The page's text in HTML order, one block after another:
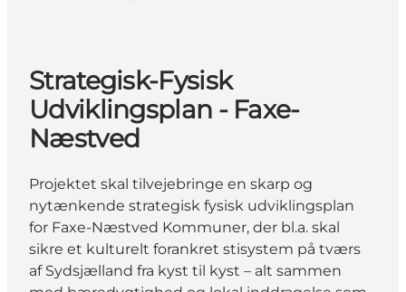
Strategisk-Fysisk
Udviklingsplan - Faxe-
Næstved
Projektet skal tilvejebringe en skarp og
nytænkende strategisk fysisk udviklingsplan
for Faxe-Næstved Kommuner, der bl.a. skal
sikre et kulturelt forankret stisystem på tværs
af Sydsjælland fra kyst til kyst – alt sammen